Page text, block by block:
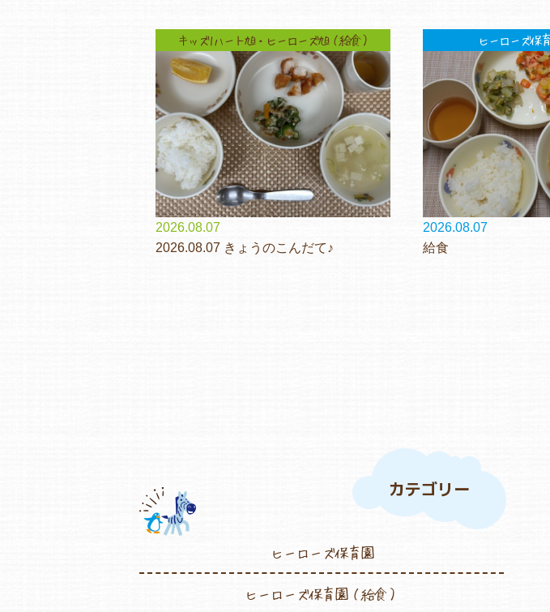
キッズ1ハート旭・ヒーローズ旭（給食）
2026.08.07
2026.08.07 きょうのこんだて♪
ヒーローズ保
2026.08.07
給食
カテゴリー
ヒーローズ保育園
ヒーローズ保育園（給食）